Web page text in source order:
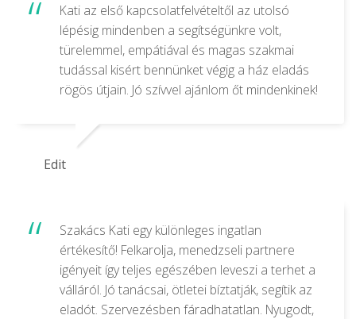
Kati az első kapcsolatfelvételtől az utolsó
lépésig mindenben a segítségünkre volt,
türelemmel, empátiával és magas szakmai
tudással kisért bennünket végig a ház eladás
rögös útjain. Jó szívvel ajánlom őt mindenkinek!
Edit
Szakács Kati egy különleges ingatlan
értékesítő! Felkarolja, menedzseli partnere
igényeit így teljes egészében leveszi a terhet a
válláról. Jó tanácsai, ötletei bíztatják, segítik az
eladót. Szervezésben fáradhatatlan. Nyugodt,